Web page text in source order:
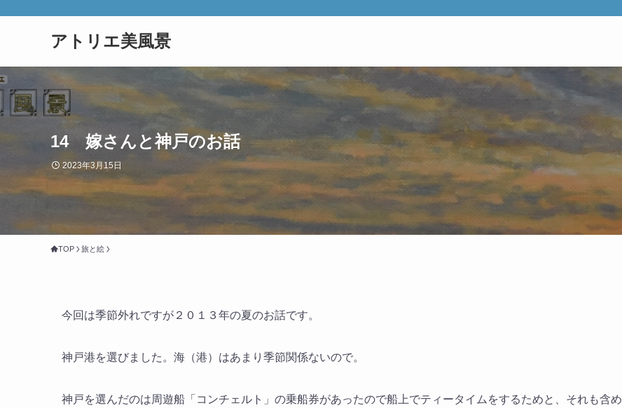
アトリエ美風景
14 嫁さんと神戸のお話
2023年3月15日
TOP 旅と絵
今回は季節外れですが２０１３年の夏のお話です。
神戸港を選びました。海（港）はあまり季節関係ないので。
神戸を選んだのは周遊船「コンチェルト」の乗船券があったので船上でティータイムをするためと、それも含め